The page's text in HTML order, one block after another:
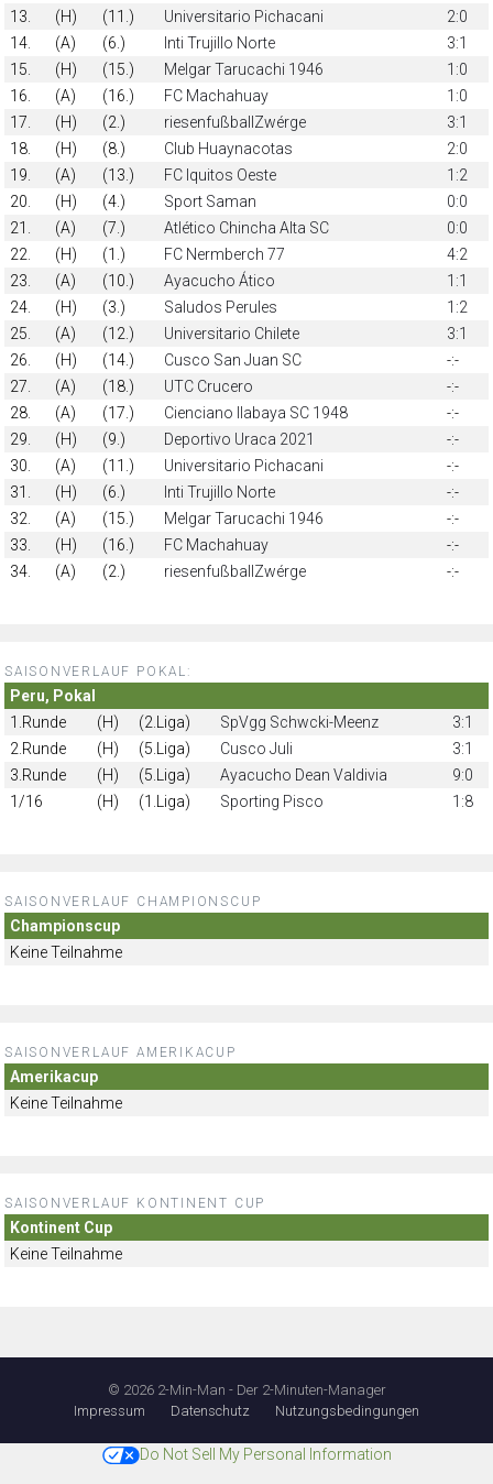
13.
(H) (11.) Universitario Pichacani
2:0
14.
(A) (6.) Inti Trujillo Norte
3:1
15.
(H) (15.) Melgar Tarucachi 1946
1:0
16.
(A) (16.) FC Machahuay
1:0
17.
(H) (2.) riesenfußballZwérge
3:1
18.
(H) (8.) Club Huaynacotas
2:0
19.
(A) (13.) FC Iquitos Oeste
1:2
20.
(H) (4.) Sport Saman
0:0
21.
(A) (7.) Atlético Chincha Alta SC
0:0
22.
(H) (1.) FC Nermberch 77
4:2
23.
(A) (10.) Ayacucho Ático
1:1
24.
(H) (3.) Saludos Perules
1:2
25.
(A) (12.) Universitario Chilete
3:1
26.
(H) (14.) Cusco San Juan SC
-:-
27.
(A) (18.) UTC Crucero
-:-
28.
(A) (17.) Cienciano Ilabaya SC 1948
-:-
29.
(H) (9.) Deportivo Uraca 2021
-:-
30.
(A) (11.) Universitario Pichacani
-:-
31.
(H) (6.) Inti Trujillo Norte
-:-
32.
(A) (15.) Melgar Tarucachi 1946
-:-
33.
(H) (16.) FC Machahuay
-:-
34.
(A) (2.) riesenfußballZwérge -:-
SAISONVERLAUF POKAL:
Peru, Pokal
1.Runde
(H) (2.Liga) SpVgg Schwcki-Meenz
3:1
2.Runde
(H) (5.Liga) Cusco Juli
3:1
3.Runde
(H) (5.Liga) Ayacucho Dean Valdivia
9:0
1/16
(H) (1.Liga) Sporting Pisco 1:8
SAISONVERLAUF CHAMPIONSCUP
Championscup
Keine Teilnahme
SAISONVERLAUF AMERIKACUP
Amerikacup
Keine Teilnahme
SAISONVERLAUF KONTINENT CUP
Kontinent Cup
Keine Teilnahme
© 2026 2-Min-Man - Der 2-Minuten-Manager
Impressum
Datenschutz Nutzungsbedingungen
Do Not Sell My Personal Information